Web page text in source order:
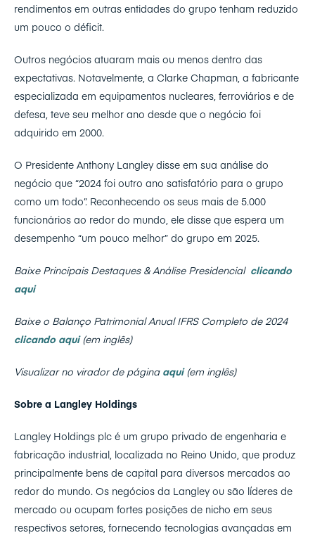
rendimentos em outras entidades do grupo tenham reduzido
um pouco o déficit.
Outros negócios atuaram mais ou menos dentro das
expectativas. Notavelmente, a Clarke Chapman, a fabricante
especializada em equipamentos nucleares, ferroviários e de
defesa, teve seu melhor ano desde que o negócio foi
adquirido em 2000.
O Presidente Anthony Langley disse em sua análise do
negócio que “2024 foi outro ano satisfatório para o grupo
como um todo”. Reconhecendo os seus mais de 5.000
funcionários ao redor do mundo, ele disse que espera um
desempenho “um pouco melhor” do grupo em 2025.
Baixe Principais Destaques & Análise Presidencial clicando
aqui
Baixe o Balanço Patrimonial Anual IFRS Completo de 2024
clicando aqui(em inglês)
Visualizar no virador de página aqui(em inglês)
Sobre a Langley Holdings
Langley Holdings plc é um grupo privado de engenharia e
fabricação industrial, localizada no Reino Unido, que produz
principalmente bens de capital para diversos mercados ao
redor do mundo. Os negócios da Langley ou são líderes de
mercado ou ocupam fortes posições de nicho em seus
respectivos setores, fornecendo tecnologias avançadas em